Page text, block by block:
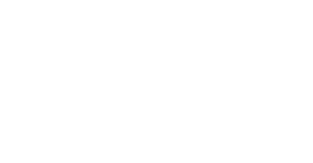
vivono situazioni